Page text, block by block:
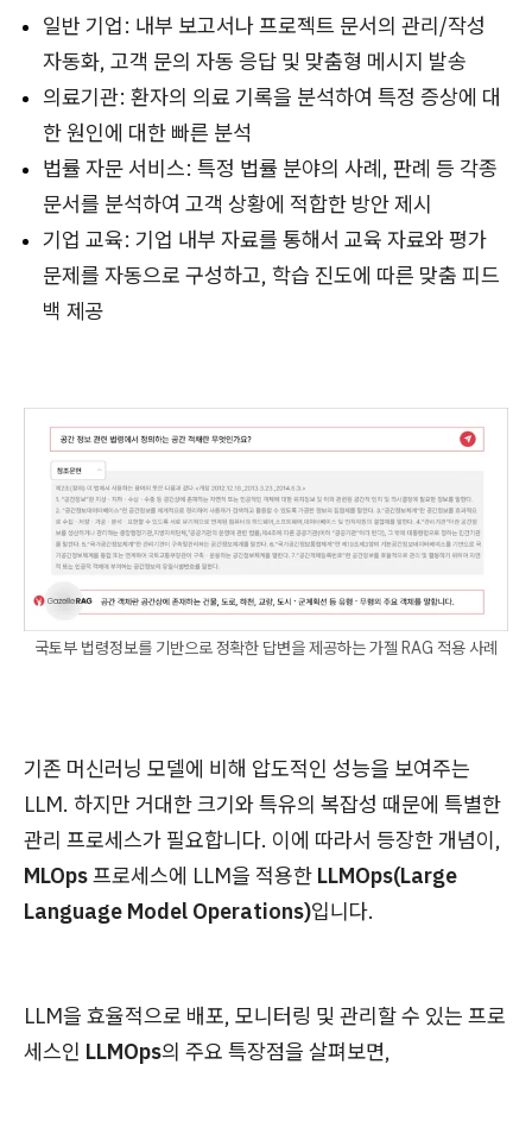
일반 기업: 내부 보고서나 프로젝트 문서의 관리/작성
자동화, 고객 문의 자동 응답 및 맞춤형 메시지 발송
의료기관: 환자의 의료 기록을 분석하여 특정 증상에 대
한 원인에 대한 빠른 분석
법률 자문 서비스: 특정 법률 분야의 사례, 판례 등 각종
문서를 분석하여 고객 상황에 적합한 방안 제시
기업 교육: 기업 내부 자료를 통해서 교육 자료와 평가
문제를 자동으로 구성하고, 학습 진도에 따른 맞춤 피드
백 제공
국토부 법령정보를 기반으로 정확한 답변을 제공하는 가젤 RAG 적용 사례
기존 머신러닝 모델에 비해 압도적인 성능을 보여주는
LLM. 하지만 거대한 크기와 특유의 복잡성 때문에 특별한
관리 프로세스가 필요합니다. 이에 따라서 등장한 개념이,
MLOps프로세스에 LLM을 적용한 LLMOps(Large
Language Model Operations)입니다.
LLM을 효율적으로 배포, 모니터링 및 관리할 수 있는 프로
세스인 LLMOps의 주요 특장점을 살펴보면,